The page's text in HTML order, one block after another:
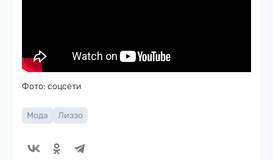
Фото: соцсети
Мода Лиззо